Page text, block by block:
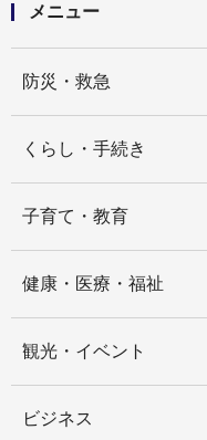
メニュー
防災・救急
くらし・手続き
子育て・教育
健康・医療・福祉
観光・イベント
ビジネス